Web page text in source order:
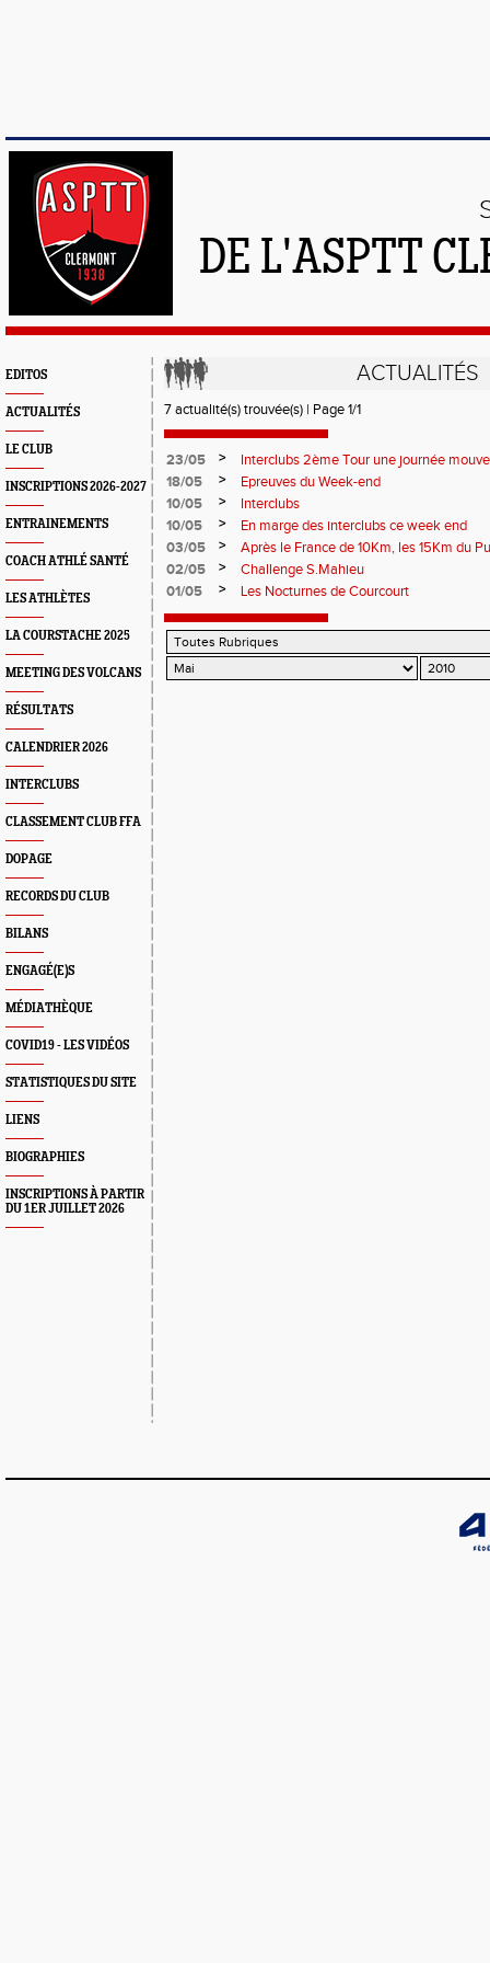
DE L'ASPTT
EDITOS
ACTUALITÉS
LE CLUB
INSCRIPTIONS 2026-2027
ENTRAINEMENTS
COACH ATHLÉ SANTÉ
LES ATHLÈTES
LA COURSTACHE 2025
MEETING DES VOLCANS
RÉSULTATS
CALENDRIER 2026
INTERCLUBS
CLASSEMENT CLUB FFA
DOPAGE
RECORDS DU CLUB
BILANS
ENGAGÉ(E)S
MÉDIATHÈQUE
COVID19 - LES VIDÉOS
STATISTIQUES DU SITE
LIENS
BIOGRAPHIES
INSCRIPTIONS À PARTIR
DU 1ER JUILLET 2026
ACTUALITÉS
7 actualité(s) trouvée(s) | Page 1/1
23/05 >
Interclubs 2ème Tour une journée
18/05
>
Epreuves du Week-end
10/05
>
Interclubs
10/05
>
En marge des interclubs ce week end
03/05
>
Après le France de 10Km, les 15Km du
02/05
>
Challenge S.Mahieu
01/05
> Les Nocturnes de Courcourt